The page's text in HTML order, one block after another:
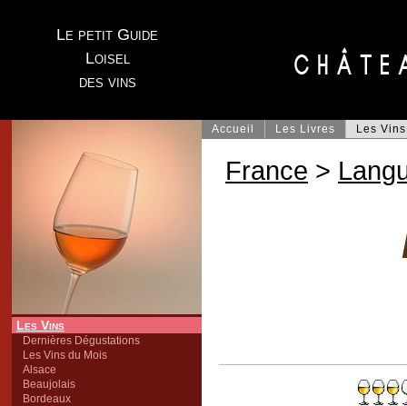
Le petit Guide
Loisel
des vins
Les Vins
Dernières Dégustations
Les Vins du Mois
Alsace
Beaujolais
Bordeaux
Accueil Les Livres Les Vins
France >